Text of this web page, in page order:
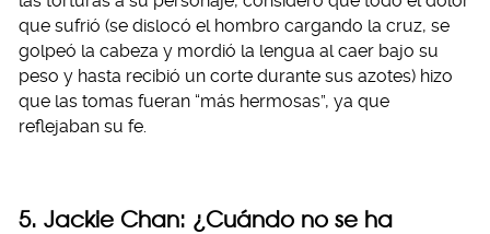
que sufrió (se dislocó el hombro cargando la cruz, se
golpeó la cabeza y mordió la lengua al caer bajo su
peso y hasta recibió un corte durante sus azotes) hizo
que las tomas fueran “más hermosas”, ya que
reflejaban su fe.
5. Jackie Chan: ¿Cuándo no se ha